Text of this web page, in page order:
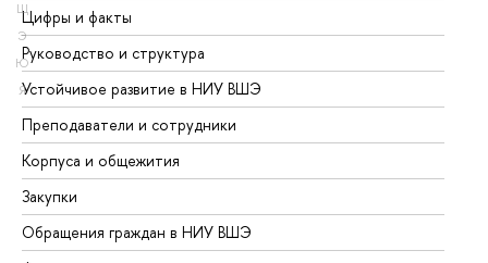
Щ
Э
Ю
Я
Цифры и факты
Руководство и структура
Устойчивое развитие в НИУ ВШЭ
Преподаватели и сотрудники
Корпуса и общежития
Закупки
Обращения граждан в НИУ ВШЭ